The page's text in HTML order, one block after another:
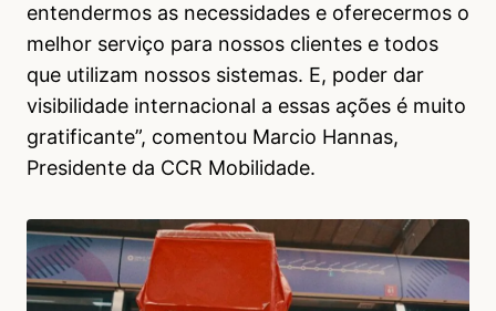
entendermos as necessidades e oferecermos o
melhor serviço para nossos clientes e todos
que utilizam nossos sistemas. E, poder dar
visibilidade internacional a essas ações é muito
gratificante”, comentou Marcio Hannas,
Presidente da CCR Mobilidade.